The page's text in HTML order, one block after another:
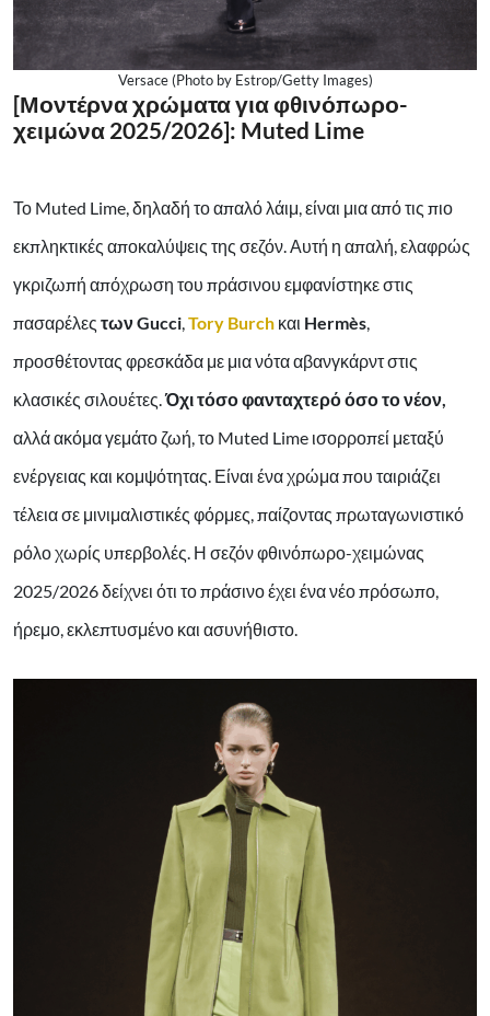
Versace (Photo by Estrop/Getty Images)
[Μοντέρνα χρώματα για φθινόπωρο-
χειμώνα 2025/2026]: Muted Lime
Το Muted Lime, δηλαδή το απαλό λάιμ, είναι μια από τις πιο
εκπληκτικές αποκαλύψεις της σεζόν. Αυτή η απαλή, ελαφρώς
γκριζωπή απόχρωση του πράσινου εμφανίστηκε στις
πασαρέλες των Gucci,Tory Burch και Hermès,
προσθέτοντας φρεσκάδα με μια νότα αβανγκάρντ στις
κλασικές σιλουέτες.Όχι τόσο φανταχτερό όσο το νέον,
αλλά ακόμα γεμάτο ζωή, το Muted Lime ισορροπεί μεταξύ
ενέργειας και κομψότητας. Είναι ένα χρώμα που ταιριάζει
τέλεια σε μινιμαλιστικές φόρμες, παίζοντας πρωταγωνιστικό
ρόλο χωρίς υπερβολές. Η σεζόν φθινόπωρο-χειμώνας
2025/2026 δείχνει ότι το πράσινο έχει ένα νέο πρόσωπο,
ήρεμο, εκλεπτυσμένο και ασυνήθιστο.